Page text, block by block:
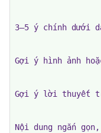
3–5 ý chính dưới
Gợi ý hình ảnh
Gợi ý lời thuyết
Nội dung ngắn